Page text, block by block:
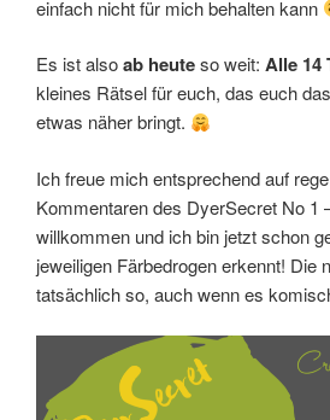
einfach nicht für mich behalten kann
Es ist alsoab heuteso weit: Alle 14
kleines Rätsel für euch, das euch
etwas näher bringt.
Ich freue mich entsprechend auf
Kommentaren des DyerSecret No 1
willkommen und ich bin jetzt schon
jeweiligen Färbedrogen erkennt! Die
tatsächlich so, auch wenn es